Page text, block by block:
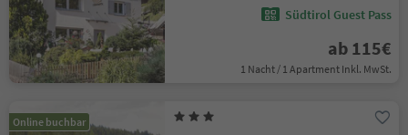
Südtirol Guest Pass
ab 115€
1 Nacht / 1 Apartment Inkl. MwSt.
Online buchbar